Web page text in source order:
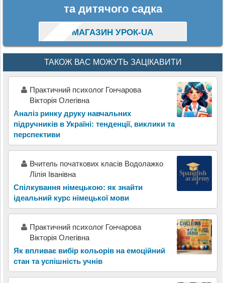
та дитячого садка
МАГАЗИН УРОК-UA
ТАКОЖ ВАС МОЖУТЬ ЗАЦІКАВИТИ
Практичний психолог Гончарова
Вікторія Олегівна
Аналіз ринку друку навчальних
підручників в Україні: тенденції, виклики та
перспективи
Вчитель початкових класів Водолажко
Лілія Іванівна
Спілкування німецькою: як знайти
ідеальний курс німецької мови
Практичний психолог Гончарова
Вікторія Олегівна
Як впливає вибір кольорів на емоційний
стан та успішність учнів